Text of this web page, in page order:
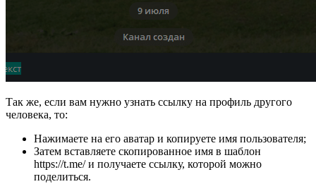
Так же, если вам нужно узнать ссылку на профиль другого
человека, то:
Нажимаете на его аватар и копируете имя пользователя;
Затем вставляете скопированное имя в шаблон
https://t.me/ и получаете ссылку, которой можно
поделиться.